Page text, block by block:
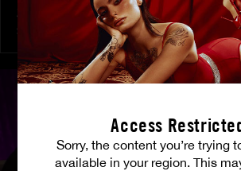
Access
Sorry, the content you’re trying
available in your region. This
Zu ihren Befehlen
SHALINA DEVINE